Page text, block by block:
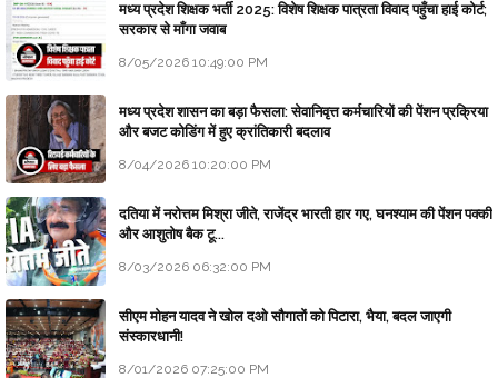
मध्य प्रदेश शिक्षक भर्ती 2025: विशेष शिक्षक पात्रता विवाद पहुँचा हाई कोर्ट;
सरकार से माँगा जवाब
8/05/2026 10:49:00 PM
मध्य प्रदेश शासन का बड़ा फैसला: सेवानिवृत्त कर्मचारियों की पेंशन प्रक्रिया
और बजट कोडिंग में हुए क्रांतिकारी बदलाव
8/04/2026 10:20:00 PM
दतिया में नरोत्तम मिश्रा जीते, राजेंद्र भारती हार गए, घनश्याम की पेंशन पक्की
और आशुतोष बैक टू...
8/03/2026 06:32:00 PM
सीएम मोहन यादव ने खोल दओ सौगातों को पिटारा, भैया, बदल जाएगी
संस्कारधानी!
8/01/2026 07:25:00 PM